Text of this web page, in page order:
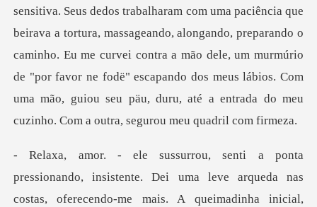
om uma paciência que
beirava a tortura, massageando, alongando, preparando o
caminho. Eu me curvei contra a mão dele, um murmúrio
de "por favor
rqueda nas
costas, oferecendo-me mais. A queimadinha inicial,